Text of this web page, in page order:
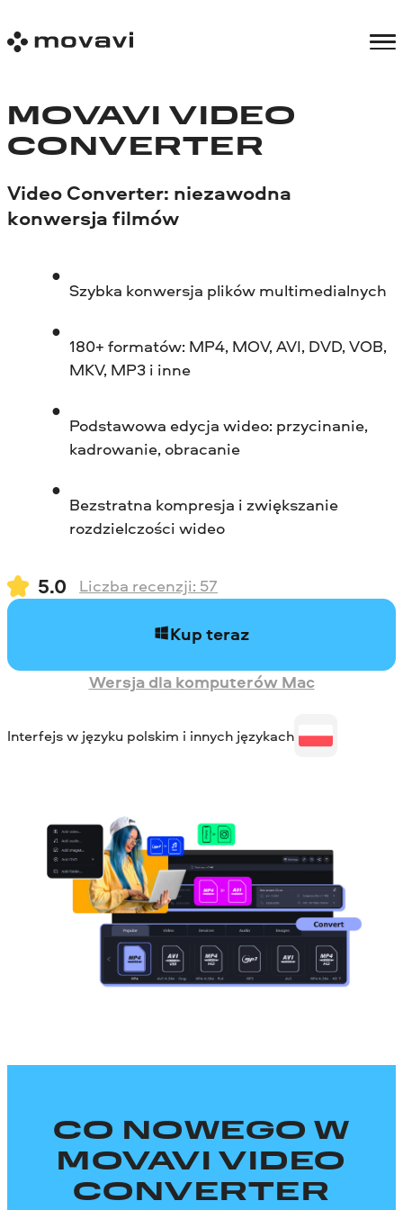
MOVAVI VIDEO
CONVERTER
Video Converter: niezawodna
konwersja filmów
Szybka konwersja plików multimedialnych
180+ formatów: MP4, MOV, AVI, DVD, VOB,
MKV, MP3 i inne
Podstawowa edycja wideo: przycinanie,
kadrowanie, obracanie
Bezstratna kompresja i zwiększanie
rozdzielczości wideo
5.0 Liczba recenzji: 57
Kup teraz
Wersja dla komputerów Mac
Interfejs w języku polskim i innych językach
CO NOWEGO W
MOVAVI VIDEO
CONVERTER